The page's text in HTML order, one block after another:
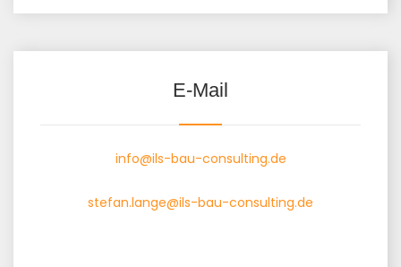
E-Mail
info@ils-bau-consulting.de
stefan.lange@ils-bau-consulting.de